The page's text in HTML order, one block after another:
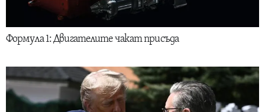
Формула 1: Двигателите чакат присъда